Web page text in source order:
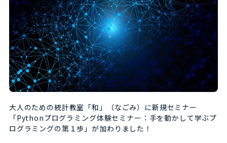
大人のための統計教室「和」（なごみ）に新規セミナー
「Pythonプログラミング体験セミナー：手を動かして学ぶプ
ログラミングの第１歩」が加わりました！